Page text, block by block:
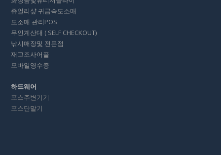
쥬얼리샾 귀금속도소매
도소매 관리POS
무인계산대 ( SELF CHECKOUT)
낚시매장및 전문점
재고조사어플
모바일영수증
하드웨어
포스주변기기
포스단말기